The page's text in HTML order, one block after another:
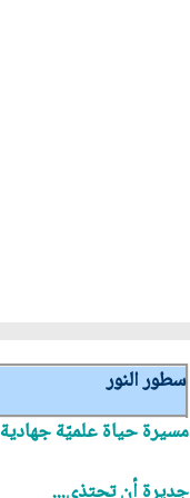
سطور النور
مسيرة حياة علميّة جهادية